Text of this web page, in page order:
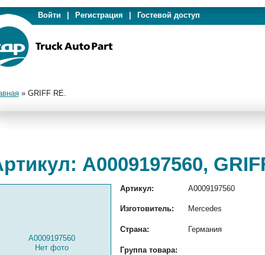
Войти Регистрация Гостевой доступ
» GRIFF RE.
A0009197560,
A0009197560
Нет фото
Артикул: A0009197560
Изготовитель: Mercedes
Страна: Германия
Группа товара: